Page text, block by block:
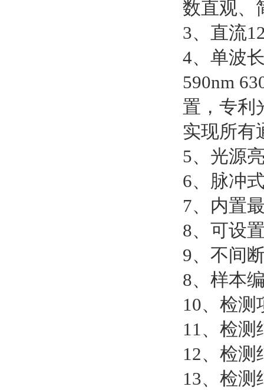
数直观、
3、直流
4、单波
590nm
置，专利
实现所有
5、光源
6、脉冲
7、内置
8、可设
9、不间
8、样本
10、检测
11、检测
12、检测
13、检测